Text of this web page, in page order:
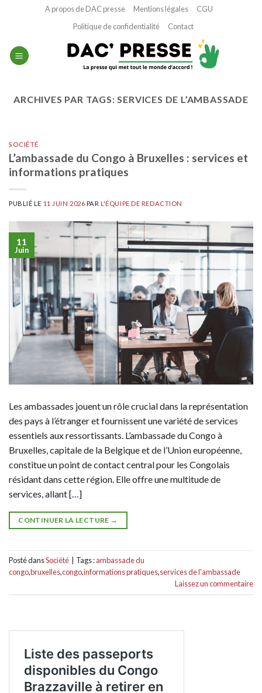
A propos de DAC presse Mentions légales
CGU
Politique de confidentialité
Contact
ARCHIVES PAR TAGS:SERVICES DE L’AMBASSADE
SOCIÉTÉ
L’ambassade du Congo à Bruxelles : services et
informations pratiques
PUBLIÉ LE 11 JUIN 2026 PARL'ÉQUIPE DE REDACTION
11
Juin
Les ambassades jouent un rôle crucial dans la représentation
des pays à l’étranger et fournissent une variété de services
essentiels aux ressortissants. L’ambassade du Congo à
Bruxelles, capitale de la Belgique et de l’Union européenne,
constitue un point de contact central pour les Congolais
résidant dans cette région. Elle offre une multitude de
services, allant […]
CONTINUER LA LECTURE →
Posté dansSociété Tags :ambassade du
congo,bruxelles,congo,informations pratiques,services de l'ambassade
Laissez un commentaire